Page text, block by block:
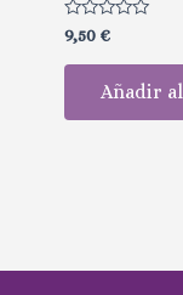
Valorado
con
0
9,50 €
Añadir